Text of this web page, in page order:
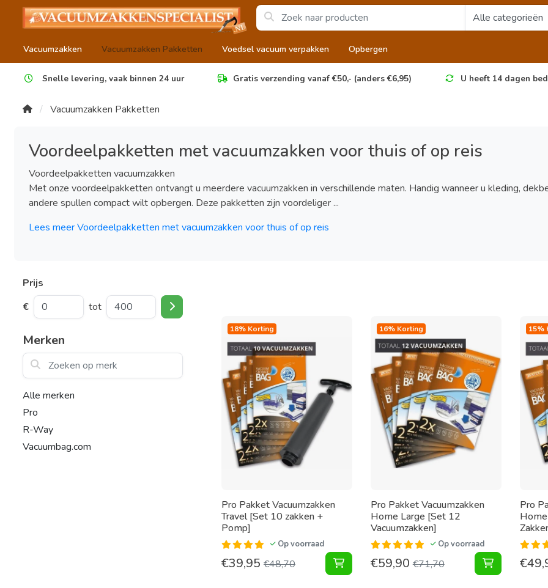
Vacuumzakken Vacuumzakken Pakketten Voedsel vacuum verpakken Opbergen
Snelle levering, vaak binnen 24 uur Gratis verzending vanaf €50,- (anders €6,95) U heeft 14 dagen
Vacuumzakken Pakketten
Voordeelpakketten met vacuumzakken voor thuis of op reis
Voordeelpakketten vacuumzakken
Met onze voordeelpakketten ontvangt u meerdere vacuumzakken in verschillende maten. Handig wanneer u kleding,
andere spullen compact wilt opbergen. Deze pakketten zijn voordeliger ...
Lees meer Voordeelpakketten met vacuumzakken voor thuis of op reis
Prijs
€
tot
Merken
Zoeken op merk
Alle merken
Pro
R-Way
Vacuumbag.com
18% Korting
Pro Pakket Vacuumzakken
Travel [Set 10 zakken +
Pomp]
Op voorraad
€39,95 €48,70 Pakket Vacuumzakken Travel [Set 10 zakken
16% Korting
Pro Pakket Vacuumzakken
Home Large [Set 12
Vacuumzakken]
Op voorraad
€59,90€71,70 Pakket
15%
Pro
€